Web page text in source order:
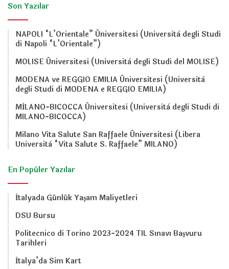
Son Yazılar
NAPOLI “L’Orientale” Üniversitesi (Università degli Studi
di Napoli “L’Orientale”)
MOLISE Üniversitesi (Università degli Studi del MOLISE)
MODENA ve REGGIO EMILIA Üniversitesi (Università
degli Studi di MODENA e REGGIO EMILIA)
MİLANO-BICOCCA Üniversitesi (Università degli Studi di
MILANO-BICOCCA)
Milano Vita Salute San Raffaele Üniversitesi (Libera
Università “Vita Salute S. Raffaele” MILANO)
En Popüler Yazılar
İtalyada Günlük Yaşam Maliyetleri
DSU Bursu
Politecnico di Torino 2023-2024 TIL Sınavı Başvuru
Tarihleri
İtalya’da Sim Kart